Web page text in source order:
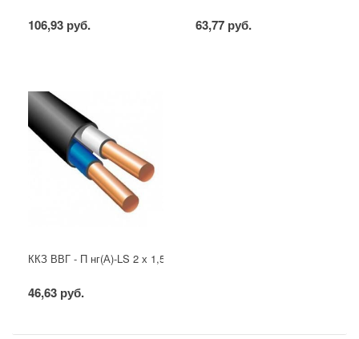
106,93 руб. 63,77 руб.
ККЗ ВВГ - П нг(А)-LS 2 х 1,5 ГОСТ
46,63 руб.